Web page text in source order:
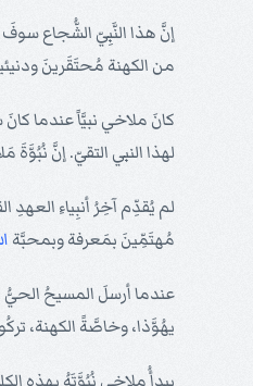
إنَّ هذا النَّبِيّ الشُّجاع سوفَ
من الكهنة مُحتَقَرينَ
كانَ ملاخي نبيَّاً عندما
لهذا النبي التقيّ. إنَّ
لم يُقدِّم آخِرُ أنبِياءِ
مُهتَمِّينَ بمَعرفة وبمحبَّة
عندما أرسلَ المسيحُ الحيُّ
يهُوَّذا، وخاصَّةً الكهنة،